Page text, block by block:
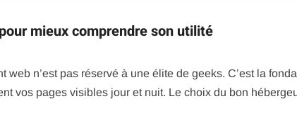
mieux comprendre son utilité
n’est pas réservé à une élite de geeks. C’est la
vos pages visibles jour et nuit. Le choix du bon